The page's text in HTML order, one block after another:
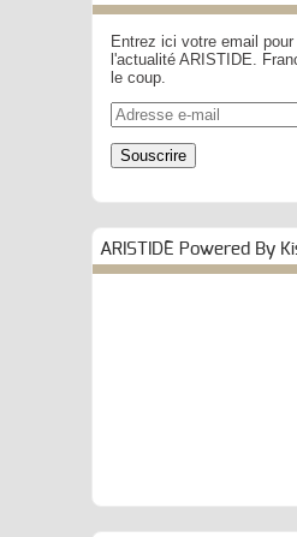
Entrez ici votre email
l'actualité ARISTIDE.
le coup.
Adresse
e-
mail
Souscrire
ARISTIDE Powered By